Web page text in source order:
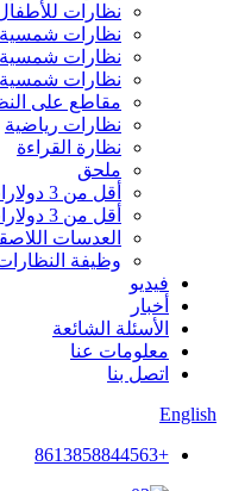
نظارات
نظارات شمسية
نظارات شمسية
نظارات شمسية TR90 / خشب / PC / CP
مقاطع على
نظارات رياضية
نظارة القراءة
ملحق
أقل من 3 دولارات للنظارات الشمسية
أقل من 3 دولارات/إطارات نظارات للكمبيوتر
العدسات
وظيفة
فيديو
أخبار
الأسئلة الشائعة
معلومات عنا
اتصل بنا
English
+8613858844563